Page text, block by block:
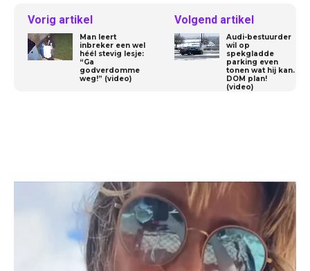
Vorig artikel
Man leert
inbreker een wel
héél stevig lesje:
“Ga
godverdomme
weg!” (video)
Volgend artikel
Audi-bestuurder
wil op
spekgladde
parking even
tonen wat hij kan.
DOM plan!
(video)